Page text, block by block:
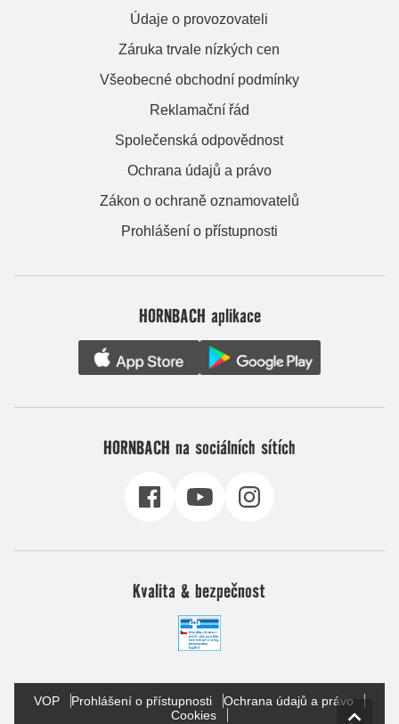
Údaje o provozovateli
Záruka trvale nízkých cen
Všeobecné obchodní podmínky
Reklamační řád
Společenská odpovědnost
Ochrana údajů a právo
Zákon o ochraně oznamovatelů
Prohlášení o přístupnosti
HORNBACH aplikace
HORNBACH na sociálních sítích
Kvalita & bezpečnost
VOP Prohlášení o přístupnosti
Ochrana údajů a právo
Cookies